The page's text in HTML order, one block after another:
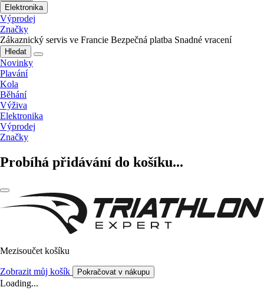
Elektronika
Výprodej
Značky
Zákaznický servis ve Francie Bezpečná platba Snadné vracení
Hledat
Novinky
Plavání
Kola
Běhání
Výživa
Elektronika
Výprodej
Značky
Probíhá přidávání do košíku...
Mezisoučet košíku
Zobrazit můj košík Pokračovat v nákupu
Loading...